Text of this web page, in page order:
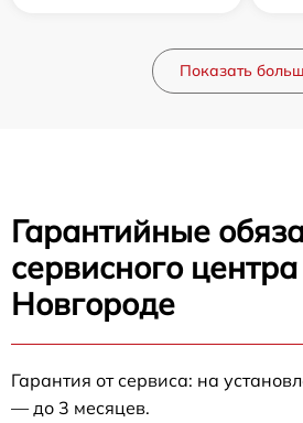
Показать
Гарантийные
сервисного
Новгороде
Гарантия от сервиса: на
— до 3 месяцев.